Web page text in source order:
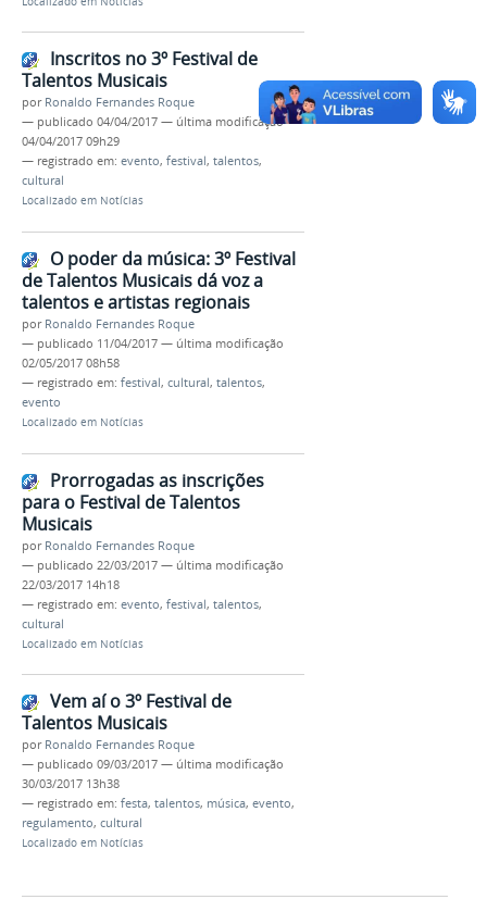
Inscritos no 3º Festival de
Talentos Musicais
por Ronaldo Fernandes Roque
— publicado 04/04/2017 — última modificação
04/04/2017 09h29
— registrado em: evento, festival, talentos,
cultural
Localizado em Notícias
O poder da música: 3º Festival
de Talentos Musicais dá voz a
talentos e artistas regionais
por Ronaldo Fernandes Roque
— publicado 11/04/2017 — última modificação
02/05/2017 08h58
— registrado em: festival, cultural, talentos,
evento
Localizado em Notícias
Prorrogadas as inscrições
para o Festival de Talentos
Musicais
por Ronaldo Fernandes Roque
— publicado 22/03/2017 — última modificação
22/03/2017 14h18
— registrado em: evento, festival, talentos,
cultural
Localizado em Notícias
Vem aí o 3º Festival de
Talentos Musicais
por Ronaldo Fernandes Roque
— publicado 09/03/2017 — última modificação
30/03/2017 13h38
— registrado em: festa, talentos, música, evento,
regulamento, cultural
Localizado em Notícias